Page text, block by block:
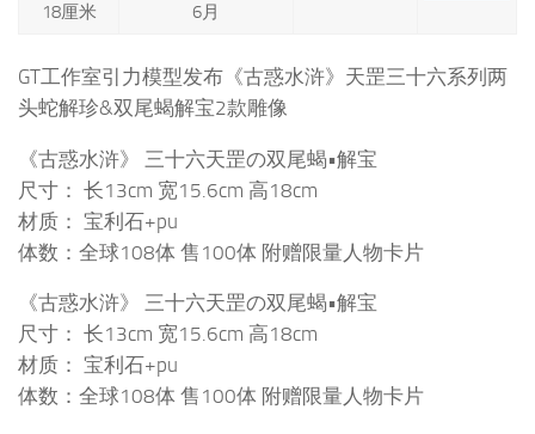
18厘米
6月
GT工作室引力模型发布《古惑水浒》天罡三十六系列两
头蛇解珍&双尾蝎解宝2款雕像
《古惑水浒》 三十六天罡の双尾蝎•解宝
尺寸： 长13cm 宽15.6cm 高18cm
材质： 宝利石+pu
体数：全球108体 售100体 附赠限量人物卡片
《古惑水浒》 三十六天罡の双尾蝎•解宝
尺寸： 长13cm 宽15.6cm 高18cm
材质： 宝利石+pu
体数：全球108体 售100体 附赠限量人物卡片